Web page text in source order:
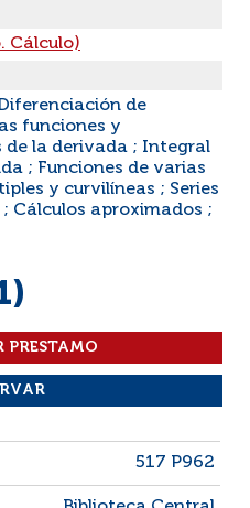
Cálculo)
de
funciones y
de la derivada ; Integral
; Funciones de varias
y curvilíneas ; Series
Cálculos aproximados ;
517 P962